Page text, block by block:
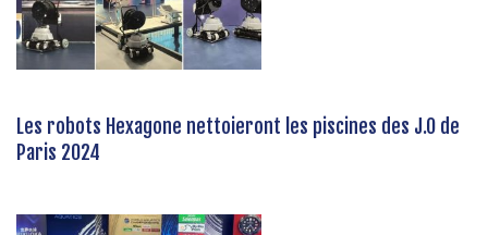
Les robots Hexagone nettoieront les piscines des J.O de
Paris 2024